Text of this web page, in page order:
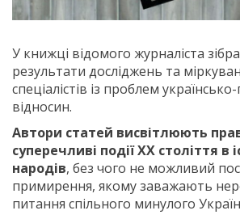
У книжці відомого журналіста
результати досліджень та
спеціалістів із проблем
відносин.
Автори статей висвітлюють
суперечливі події XX століття в
народів, без чого не можливий
примирення, якому заважають
питання спільного минулого